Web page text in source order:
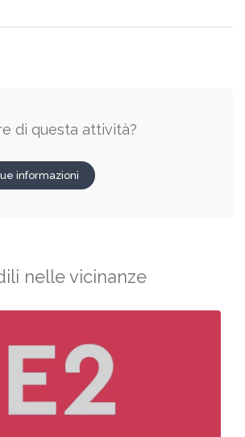
di questa attività?
informazioni
nelle vicinanze